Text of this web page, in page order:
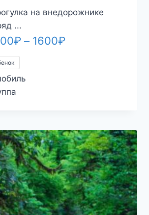
на внедорожнике
...
₽ – 1600₽Диапазон